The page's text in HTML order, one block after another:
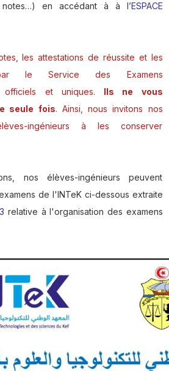
notes…) en accédant à à l’ESPACE
les attestations de réussite et les
le Service des Examens
officiels et uniques. Ils ne vous
seule fois. Ainsi, nous invitons nos
ingénieurs à les conserver
nos élèves-ingénieurs peuvent
de l'INTeK ci-dessous extraite
relative à l'organisation des examens